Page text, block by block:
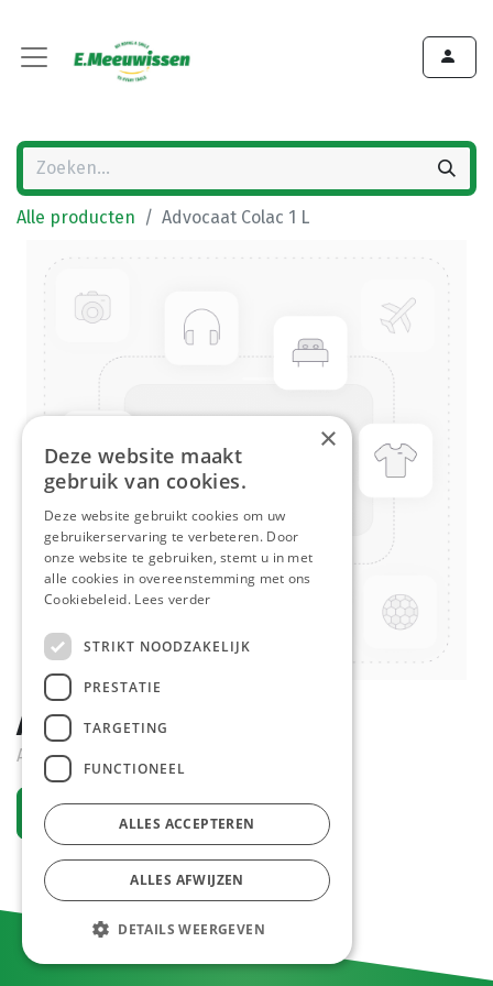
Alle producten Advocaat Colac 1 L
Advocaat Colac 1 L
Actief
Vraag een account aan
×
Deze website maakt
gebruik van cookies.
Deze website gebruikt cookies om uw
gebruikerservaring te verbeteren. Door
onze website te gebruiken, stemt u in met
alle cookies in overeenstemming met ons
Cookiebeleid. Lees verder
STRIKT NOODZAKELIJK
PRESTATIE
TARGETING
FUNCTIONEEL
ALLES ACCEPTEREN
ALLES AFWIJZEN
DETAILS WEERGEVEN